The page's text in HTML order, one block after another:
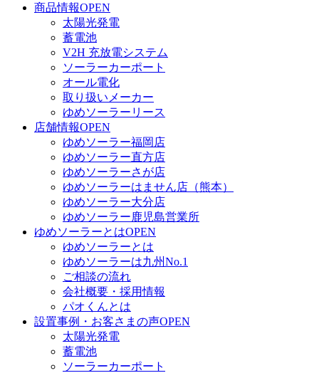
商品情報OPEN
太陽光発電
蓄電池
V2H 充放電システム
ソーラーカーポート
オール電化
取り扱いメーカー
ゆめソーラーリース
店舗情報OPEN
ゆめソーラー福岡店
ゆめソーラー直方店
ゆめソーラーさが店
ゆめソーラーはません店（熊本）
ゆめソーラー大分店
ゆめソーラー鹿児島営業所
ゆめソーラーとはOPEN
ゆめソーラーとは
ゆめソーラーは九州No.1
ご相談の流れ
会社概要・採用情報
パオくんとは
設置事例・お客さまの声OPEN
太陽光発電
蓄電池
ソーラーカーポート